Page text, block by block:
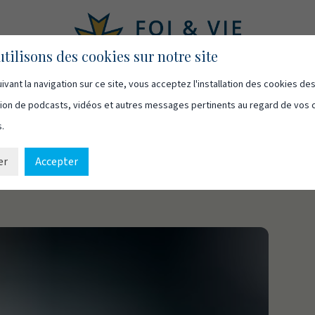
Vidéos Qui sommes-nous Ressources
: le rapport
des cookies sur notre site
la navigation sur ce site, vous acceptez l'installation des cookies
de podcasts, vidéos et autres messages pertinents au regard de vos
Accepter